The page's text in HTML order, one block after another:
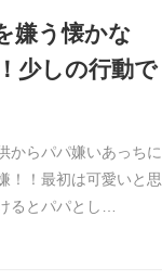
嫌う懐かな
少しの行動で
からパパ嫌いあっちに
！！最初は可愛いと思
るとパパとし…